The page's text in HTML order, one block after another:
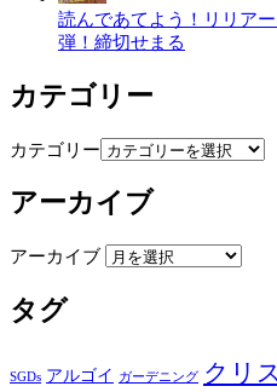
読んであてよう！リリア
弾！締切せまる
カテゴリー
カテゴリー
アーカイブ
アーカイブ
タグ
SGDs アルゴイ ガーデニング クリ